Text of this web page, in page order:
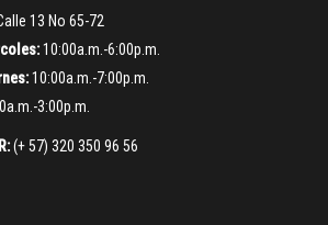
13 No 65-72
10:00a.m.-6:00p.m.
10:00a.m.-7:00p.m.
3:00p.m.
(+ 57) 320 350 96 56